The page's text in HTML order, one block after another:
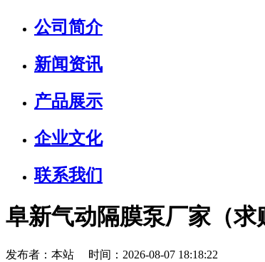
公司简介
新闻资讯
产品展示
企业文化
联系我们
阜新气动隔膜泵厂家（求
发布者：本站 时间：2026-08-07 18:18:22